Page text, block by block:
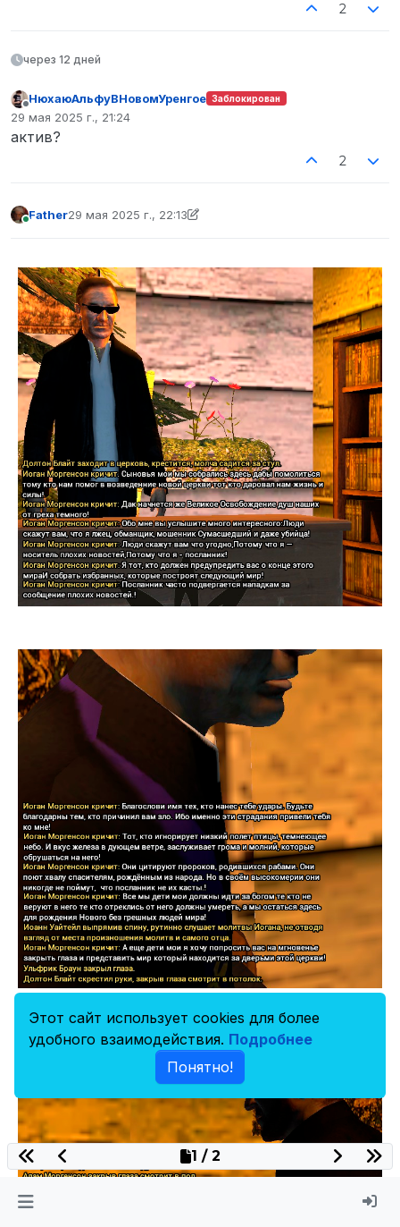
2
через 12 дней
Не в сети
НюхаюАльфуВНовомУренгое Заблокирован
29 мая 2025 г., 21:24
отредактировано
актив?
2
Father29 мая 2025 г., 22:13
отредактировано Father
1 / 2
Этот сайт использует cookies для более
удобного взаимодействия. Подробнее
Понятно!